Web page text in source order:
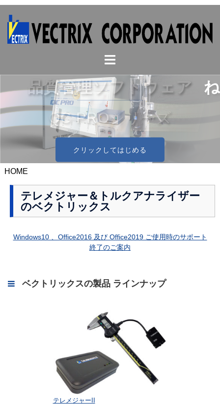
キ
プ
ト
ル
メ
ニ
ュ
ー
ねじトルク図形解析システム
PCトルクアナライザー
クリックしてはじめる
HOME
テレメジャー＆トルクアナライザー
のベクトリックス
Windows10 、Office2016 及び Office2019 ご使用時のサポート
終了のご案内
ベクトリックスの製品 ラインナップ
テレメジャーII